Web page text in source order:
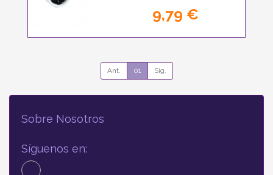
9,79 €
Ant. 01 Sig.
Sobre Nosotros
Síguenos en: